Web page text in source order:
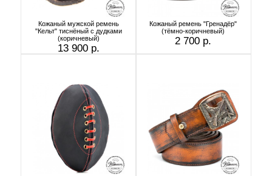
Кожаный мужской ремень
"Кельт" тиснёный с дудками
(коричневый)
13 900 р.
Кожаный ремень "Гренадёр"
(тёмно-коричневый)
2 700 р.